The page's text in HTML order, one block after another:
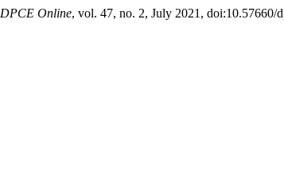
DPCE Online, vol. 47, no. 2, July 2021, doi:10.57660/